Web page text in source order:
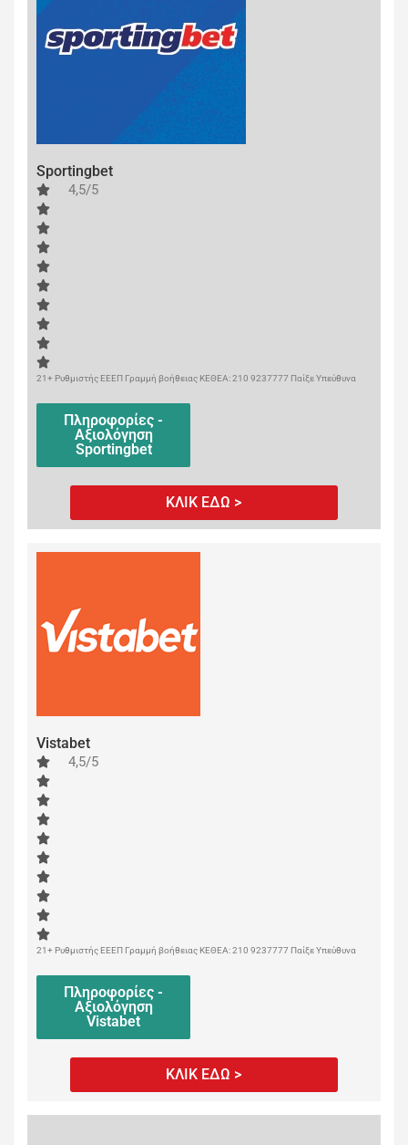
Sportingbet
4,5/5
21+ Ρυθμιστής ΕΕΕΠ Γραμμή βοήθειας ΚΕΘΕΑ: 210 9237777 Παίξε Υπεύθυνα
Πληροφορίες -
Αξιολόγηση
Sportingbet
ΚΛΙΚ ΕΔΩ >
Vistabet
4,5/5
21+ Ρυθμιστής ΕΕΕΠ Γραμμή βοήθειας ΚΕΘΕΑ: 210 9237777 Παίξε Υπεύθυνα
Πληροφορίες -
Αξιολόγηση
Vistabet
ΚΛΙΚ ΕΔΩ >